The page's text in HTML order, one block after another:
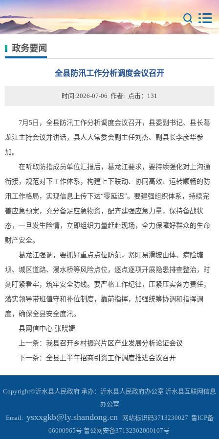
政务要闻
全县防汛工作分析调度会议召开
时间:2026-07-06 作者: 点击： 131
7月5日，全县防汛工作分析调度会议召开，县委副书记、县长葛
龙江主持会议并讲话，县人大常委会副主任刘杰、副县长李彦华参
加。
在听取防指成员单位汇报后，葛龙江要求，要持续强化对上沟通
衔接，规范对下工作体系，构建上下联动、协同高效、运转顺畅的防
汛工作格局，实现信息上传下达“零延迟”。要建强组织体系，持续完
善应急预案，充分备足应急物资，配齐建强应急力量，保持备战状
态，一旦发生险情，立即组织力量赶赴现场，全力保障好群众的生命
财产安全。
葛龙江强调，要抓好重点点位防范，紧盯易滑坡山体、病险塘
坝、城区道路、漫水桥等风险点位，逐点逐项开展隐患排查整治，时
刻盯紧看牢，筑牢安全防线。要严格工作纪律，压紧压实各方责任，
落实领导带班值守和补位制度，靠前指挥，加强统筹协调和指挥调
度，确保全县安全度汛。
县网信中心 张晓婕
上一条： 我县召开乡村振兴片区产业发展分析论证会议
下一条： 全县上半年招商引资工作调度推进会议召开
Copyright©沂水县人民政府 承办：沂水县人民政府办公室 沂水县互联网信息
办公室
Email: ysxxgkb@ly.shandong.cn
网站标识码3713230027 鲁ICP备
06000965号 鲁公网安备37132302000107号